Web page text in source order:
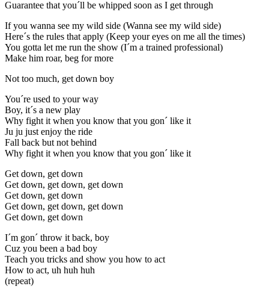
Guarantee that you´ll be whipped soon as I get through
If you wanna see my wild side (Wanna see my wild side)
Here´s the rules that apply (Keep your eyes on me all the times)
You gotta let me run the show (I´m a trained professional)
Make him roar, beg for more
Not too much, get down boy
You´re used to your way
Boy, it´s a new play
Why fight it when you know that you gon´ like it
Ju ju just enjoy the ride
Fall back but not behind
Why fight it when you know that you gon´ like it
Get down, get down
Get down, get down, get down
Get down, get down
Get down, get down, get down
Get down, get down
I´m gon´ throw it back, boy
Cuz you been a bad boy
Teach you tricks and show you how to act
How to act, uh huh huh
(repeat)